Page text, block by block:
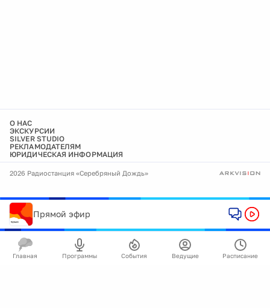
О НАС
ЭКСКУРСИИ
SILVER STUDIO
РЕКЛАМОДАТЕЛЯМ
ЮРИДИЧЕСКАЯ ИНФОРМАЦИЯ
2026 Радиостанция «Серебряный Дождь»
Прямой эфир
Главная Программы События Ведущие Расписание